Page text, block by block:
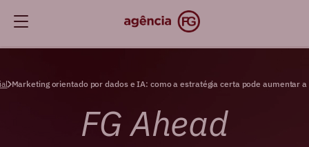
Marketing orientado por dados e IA: como a estratégia certa pode aumentar a
FG Ahead